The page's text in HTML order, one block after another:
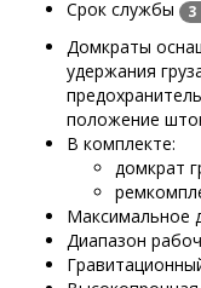
Срок службы
Домкраты
удержания
положение
В комплекте:
домкрат
Максимальное
Диапазон